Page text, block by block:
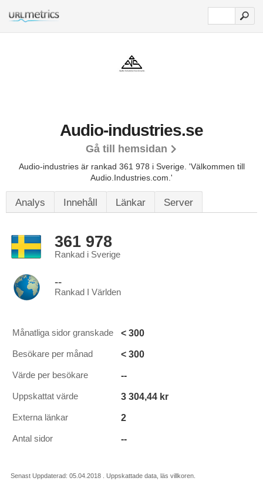
Audio-industries.se
Gå till hemsidan
Audio-industries är rankad 361 978 i Sverige. 'Välkommen till
Audio.Industries.com.'
Analys Innehåll Länkar Server
361 978
Rankad i Sverige
--
Rankad I Världen
Månatliga sidor granskade < 300
Besökare per månad < 300
Värde per besökare --
Uppskattat värde 3 304,44 kr
Externa länkar 2
Antal sidor --
Senast Uppdaterad: 05.04.2018 . Uppskattade data, läs villkoren.